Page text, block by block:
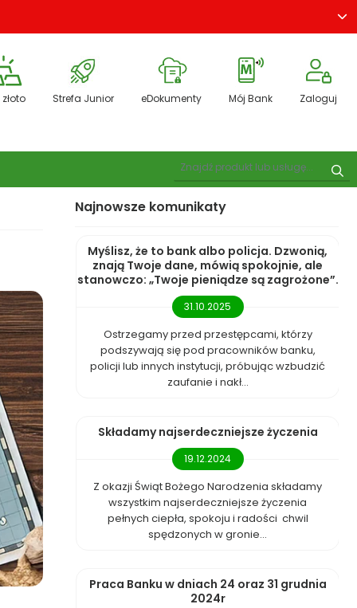
Strefa Junior eDokumenty Mój Bank Zaloguj
Pokaż wyszukiwarkę
Najnowsze komunikaty
Myślisz, że to bank albo policja. Dzwonią,
znają Twoje dane, mówią spokojnie, ale
stanowczo: „Twoje pieniądze są zagrożone”.
31.10.2025
Ostrzegamy przed przestępcami, którzy
podszywają się pod pracowników banku,
policji lub innych instytucji, próbując wzbudzić
zaufanie i nakł...
Składamy najserdeczniejsze życzenia
19.12.2024
Z okazji Świąt Bożego Narodzenia składamy
wszystkim najserdeczniejsze życzenia
pełnych ciepła, spokoju i radości chwil
spędzonych w gronie...
Praca Banku w dniach 24 oraz 31 grudnia
2024r